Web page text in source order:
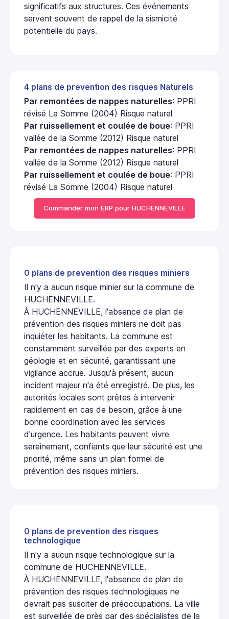
significatifs aux structures. Ces événements
servent souvent de rappel de la sismicité
potentielle du pays.
4 plans de prevention des risques Naturels
Par remontées de nappes naturelles: PPRI
révisé La Somme (2004) Risque naturel
Par ruissellement et coulée de boue: PPRI
vallée de la Somme (2012) Risque naturel
Par remontées de nappes naturelles: PPRI
vallée de la Somme (2012) Risque naturel
Par ruissellement et coulée de boue: PPRI
révisé La Somme (2004) Risque naturel
Commander mon ERP pour HUCHENNEVILLE
0 plans de prevention des risques miniers
Il n'y a aucun risque minier sur la commune de
HUCHENNEVILLE.
À HUCHENNEVILLE, l'absence de plan de
prévention des risques miniers ne doit pas
inquiéter les habitants. La commune est
constamment surveillée par des experts en
géologie et en sécurité, garantissant une
vigilance accrue. Jusqu'à présent, aucun
incident majeur n'a été enregistré. De plus, les
autorités locales sont prêtes à intervenir
rapidement en cas de besoin, grâce à une
bonne coordination avec les services
d'urgence. Les habitants peuvent vivre
sereinement, confiants que leur sécurité est une
priorité, même sans un plan formel de
prévention des risques miniers.
0 plans de prevention des risques
technologique
Il n'y a aucun risque technologique sur la
commune de HUCHENNEVILLE.
À HUCHENNEVILLE, l'absence de plan de
prévention des risques technologiques ne
devrait pas susciter de préoccupations. La ville
est surveillée de près par des spécialistes de la